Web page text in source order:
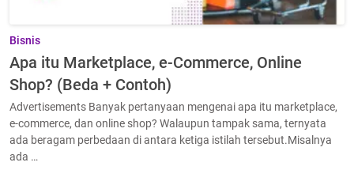
Bisnis
Apa itu Marketplace, e-Commerce, Online
Shop? (Beda + Contoh)
Advertisements Banyak pertanyaan mengenai apa itu marketplace,
e-commerce, dan online shop? Walaupun tampak sama, ternyata
ada beragam perbedaan di antara ketiga istilah tersebut.Misalnya
ada …